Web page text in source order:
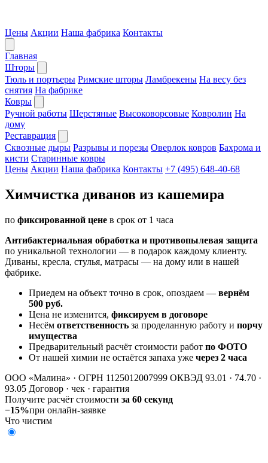
Цены Акции Наша фабрика Контакты
Главная
Шторы
Тюль и портьеры Римские шторы Ламбрекены На весу без
снятия На фабрике
Ковры
Ручной работы Шерстяные Высоковорсовые Ковролин На
дому
Реставрация
Сквозные дыры Разрывы и порезы Оверлок ковров Бахрома и
кисти Старинные ковры
Цены Акции Наша фабрика Контакты +7 (495) 648-40-68
Химчистка диванов из кашемира
по фиксированной цене в срок от 1 часа
Антибактериальная обработка и противопылевая защита
по уникальной технологии — в подарок каждому клиенту.
Диваны, кресла, стулья, матрасы — на дому или в нашей
фабрике.
Приедем на объект точно в срок, опоздаем — вернём
500 руб.
Цена не изменится, фиксируем в договоре
Несём ответственность за проделанную работу и порчу
имущества
Предварительный расчёт стоимости работ по ФОТО
От нашей химии не остаётся запаха уже через 2 часа
ООО «Малина» · ОГРН 1125012007999 ОКВЭД 93.01 · 74.70 ·
93.05 Договор · чек · гарантия
Получите расчёт стоимости за 60 секунд
−15%при онлайн-заявке
Что чистим